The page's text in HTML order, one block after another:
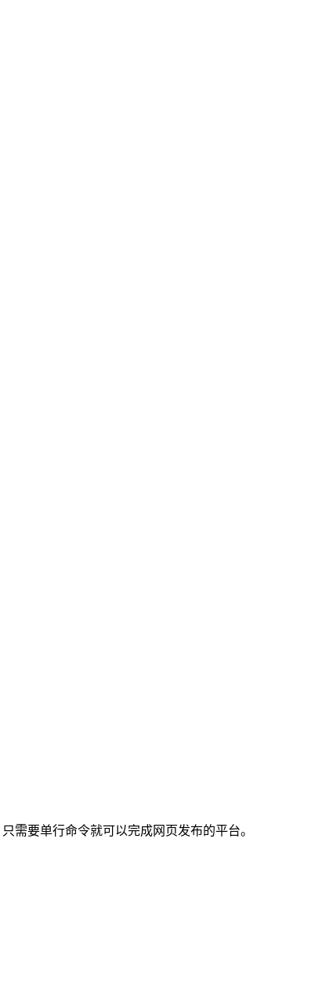
要单行命令就可以完成网页发布的平台。